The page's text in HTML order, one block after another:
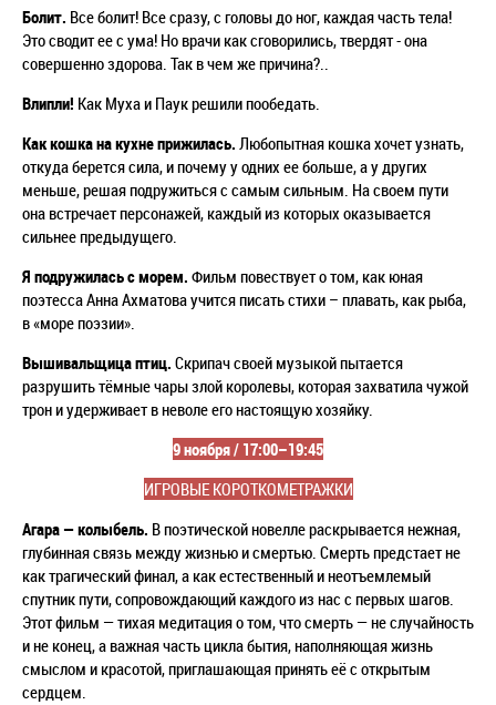
Болит. Все болит! Все сразу, с головы до ног, каждая часть тела!
Это сводит ее с ума! Но врачи как сговорились, твердят - она
совершенно здорова. Так в чем же причина?..
Влипли! Как Муха и Паук решили пообедать.
Как кошка на кухне прижилась. Любопытная кошка хочет узнать,
откуда берется сила, и почему у одних ее больше, а у других
меньше, решая подружиться с самым сильным. На своем пути
она встречает персонажей, каждый из которых оказывается
сильнее предыдущего.
Я подружилась с морем. Фильм повествует о том, как юная
поэтесса Анна Ахматова учится писать стихи – плавать, как рыба,
в «море поэзии».
Вышивальщица птиц. Скрипач своей музыкой пытается
разрушить тёмные чары злой королевы, которая захватила чужой
трон и удерживает в неволе его настоящую хозяйку.
9 ноября / 17:00–19:45
ИГРОВЫЕ КОРОТКОМЕТРАЖКИ
Агара—колыбель. В поэтической новелле раскрывается нежная,
глубинная связь между жизнью и смертью. Смерть предстает не
как трагический финал, а как естественный и неотъемлемый
спутник пути, сопровождающий каждого из нас с первых шагов.
Этот фильм —тихая медитация о том, что смерть —не случайность
и не конец, а важная часть цикла бытия, наполняющая жизнь
смыслом и красотой, приглашающая принять её с открытым
сердцем.